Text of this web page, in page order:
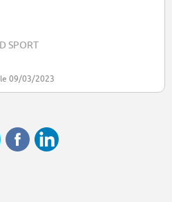
SPORT
09/03/2023